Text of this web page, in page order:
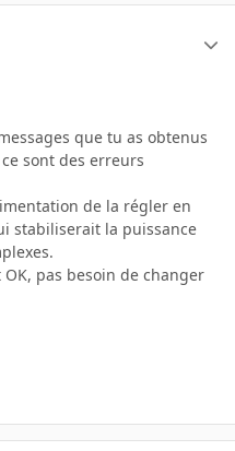
que tu as obtenus
sont des erreurs
de la régler en
stabiliserait la puissance
pas besoin de changer